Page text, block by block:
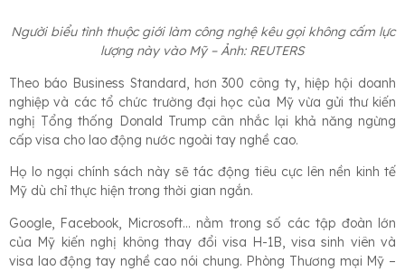
Người biểu tình thuộc giới làm công nghệ kêu gọi không cấm lực
lượng này vào Mỹ – Ảnh: REUTERS
Theo báo Business Standard, hơn 300 công ty, hiệp hội doanh
nghiệp và các tổ chức trường đại học của Mỹ vừa gửi thư kiến
nghị Tổng thống Donald Trump cân nhắc lại khả năng ngừng
cấp visa cho lao động nước ngoài tay nghề cao.
Họ lo ngại chính sách này sẽ tác động tiêu cực lên nền kinh tế
Mỹ dù chỉ thực hiện trong thời gian ngắn.
Google, Facebook, Microsoft… nằm trong số các tập đoàn lớn
của Mỹ kiến nghị không thay đổi visa H-1B, visa sinh viên và
visa lao động tay nghề cao nói chung. Phòng Thương mại Mỹ –